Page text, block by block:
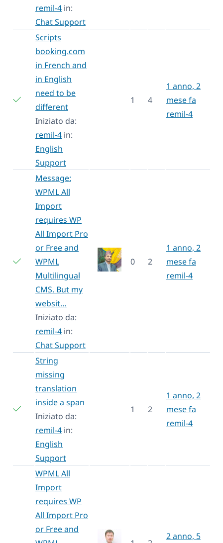
remil-4 in:
Chat Support
Scripts
booking.com
in French and
in English
need to be
different
Iniziato da:
remil-4 in:
English
Support
1 4
1 anno, 2
mese fa
remil-4
Message:
WPML All
Import
requires WP
All Import Pro
or Free and
WPML
Multilingual
CMS. But my
websit…
Iniziato da:
remil-4 in:
Chat Support
0 2
1 anno, 2
mese fa
remil-4
String
missing
translation
inside a span
Iniziato da:
remil-4 in:
English
Support
1 2
1 anno, 2
mese fa
remil-4
WPML All
Import
requires WP
All Import Pro
or Free and
2 anno, 5